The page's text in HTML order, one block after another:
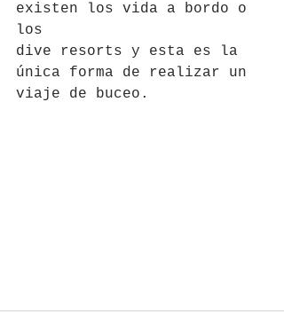
existen los vida a bordo o
los
dive resorts y esta es la
única forma de realizar un
viaje de buceo.